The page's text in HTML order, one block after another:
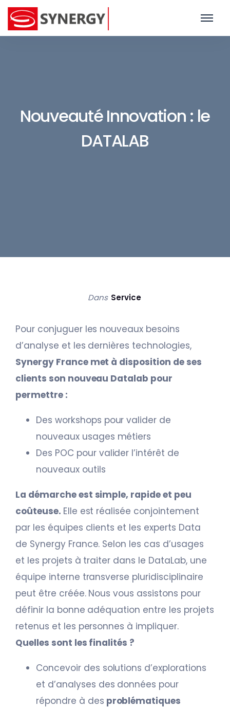
Nouveauté Innovation : le
DATALAB
Dans Service
Pour conjuguer les nouveaux besoins
d’analyse et les dernières technologies,
Synergy France met à disposition de ses
clients son nouveau Datalab pour
permettre :
Des workshops pour valider de
nouveaux usages métiers
Des POC pour valider l’intérêt de
nouveaux outils
La démarche est simple, rapide et peu
coûteuse. Elle est réalisée conjointement
par les équipes clients et les experts Data
de Synergy France. Selon les cas d’usages
et les projets à traiter dans le DataLab, une
équipe interne transverse pluridisciplinaire
peut être créée. Nous vous assistons pour
définir la bonne adéquation entre les projets
retenus et les personnes à impliquer.
Quelles sont les finalités ?
Concevoir des solutions d’explorations
et d’analyses des données pour
répondre à des problématiques